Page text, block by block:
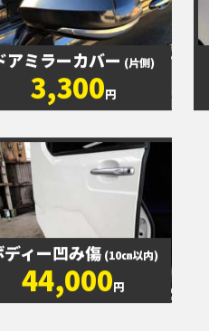
アミラーカバー (片側)
3,300円
ディー凹み傷 (10㎝以内)
44,000円